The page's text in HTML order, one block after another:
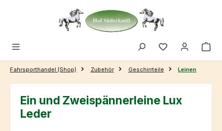
Zum Hauptinhalt springen
Fahrsporthandel (Shop) Zubehör Geschirrteile Leinen
Ein und Zweispännerleine Lux
Leder